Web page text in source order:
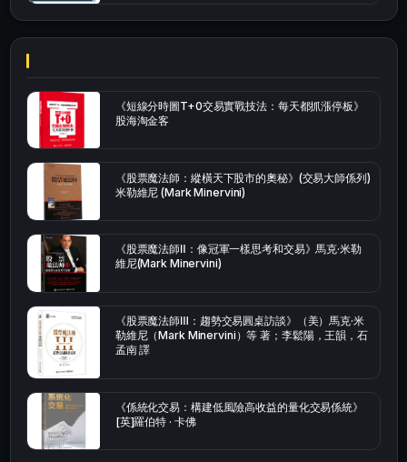
《短線分時圖T+0交易實戰技法：每天都抓漲停板》
股海淘金客
《股票魔法師：縱橫天下股市的奧秘》(交易大師係列)
米勒維尼 (Mark Minervini)
《股票魔法師Ⅱ：像冠軍一樣思考和交易》馬克·米勒
維尼(Mark Minervini)
《股票魔法師Ⅲ：趨勢交易圓桌訪談》（美）馬克·米
勒維尼（Mark Minervini）等 著；李鬆陽，王韻，石
孟南 譯
《係統化交易：構建低風險高收益的量化交易係統》
[英]羅伯特 · 卡佛